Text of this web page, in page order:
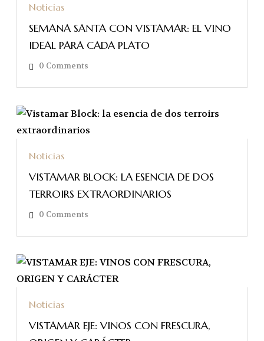
Noticias
SEMANA SANTA CON VISTAMAR: EL VINO
IDEAL PARA CADA PLATO
0 Comments
Noticias
VISTAMAR BLOCK: LA ESENCIA DE DOS
TERROIRS EXTRAORDINARIOS
0 Comments
Noticias
VISTAMAR EJE: VINOS CON FRESCURA,